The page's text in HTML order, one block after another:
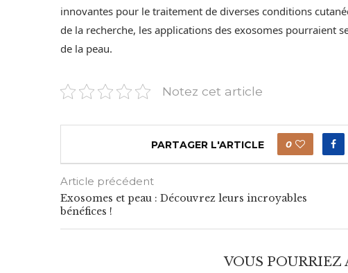
innovantes pour le traitement de diverses conditions
de la recherche, les applications des exosomes pourraient
de la peau.
Notez cet article
PARTAGER L'ARTICLE 0
Article précédent
Exosomes et peau : Découvrez leurs incroyables
bénéfices !
VOUS POURRIEZ